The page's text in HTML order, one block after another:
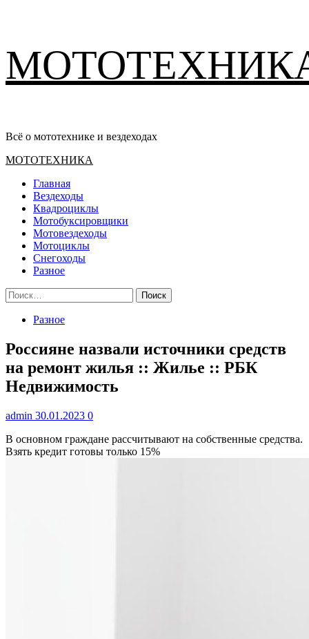
содержимому
Всё о мототехнике и вездеходах
Основное
МОТОТЕХНИКА
Главная
Вездеходы
Квадроциклы
Мотобуксировщики
Мотовездеходы
Мотоциклы
Снегоходы
Разное
Найти:
Разное
Россияне назвали источники средств
на ремонт жилья :: Жилье :: РБК
Недвижимость
admin 30.01.2023 0
В основном граждане рассчитывают на собственные средства.
Взять кредит готовы только 15%